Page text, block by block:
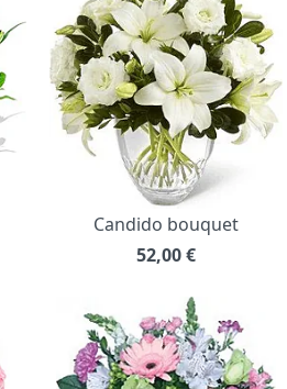
Candido bouquet
52,00€